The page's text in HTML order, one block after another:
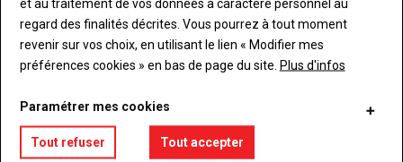
Bienvenue à la Ferme : la chèvrerie de la
Colmont est labellisée
puissance de votre moteur
et au traitement de vos données à caractère personnel au
regard des finalités décrites. Vous pourrez à tout moment
revenir sur vos choix, en utilisant le lien « Modifier mes
préférences cookies » en bas de page du site. Plus d'infos
Paramétrer mes cookies
Tout refuser Tout accepter